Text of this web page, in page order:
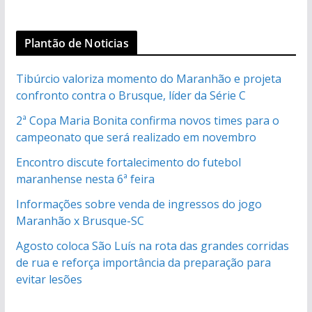
Plantão de Noticias
Tibúrcio valoriza momento do Maranhão e projeta
confronto contra o Brusque, líder da Série C
2ª Copa Maria Bonita confirma novos times para o
campeonato que será realizado em novembro
Encontro discute fortalecimento do futebol
maranhense nesta 6ª feira
Informações sobre venda de ingressos do jogo
Maranhão x Brusque-SC
Agosto coloca São Luís na rota das grandes corridas
de rua e reforça importância da preparação para
evitar lesões